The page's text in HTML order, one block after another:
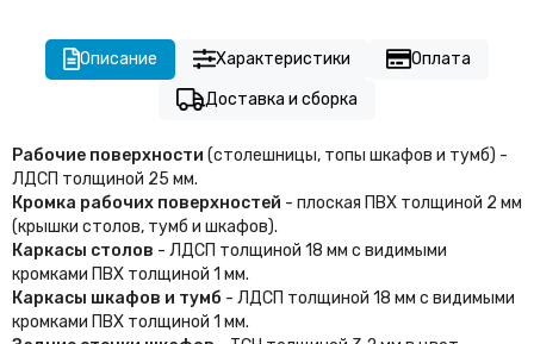
Описание Характеристики
Оплата
Доставка и сборка
Рабочие поверхности (столешницы, топы шкафов и тумб) -
ЛДСП толщиной 25 мм.
Кромка рабочих поверхностей - плоская ПВХ толщиной 2 мм
(крышки столов, тумб и шкафов).
Каркасы столов - ЛДСП толщиной 18 мм с видимыми
кромками ПВХ толщиной 1 мм.
Каркасы шкафов и тумб - ЛДСП толщиной 18 мм с видимыми
кромками ПВХ толщиной 1 мм.